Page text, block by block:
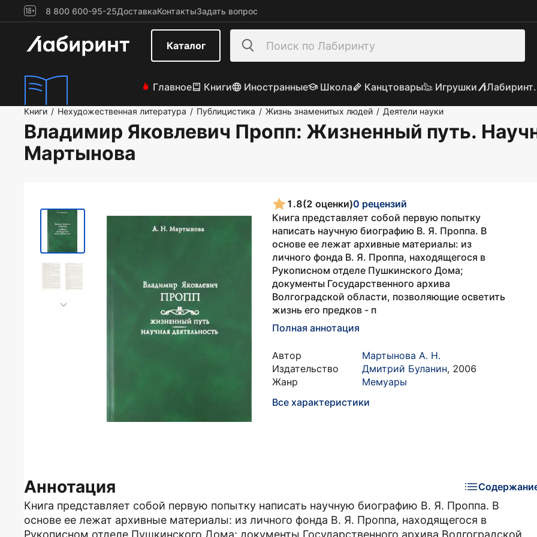
8 800 600-95-25ДоставкаКонтактыЗадать вопрос
Каталог
Главное Книги Иностранные Школа Канцтовары Игрушки
Книги / Нехудожественная литература / Публицистика / Жизнь знаменитых людей / Деятели науки
Владимир Яковлевич Пропп: Жизненный путь.
Мартынова
1.8(2 оценки)0 рецензий
Книга представляет собой первую попытку
написать научную биографию В. Я. Проппа. В
основе ее лежат архивные материалы: из
личного фонда В. Я. Проппа, находящегося в
Рукописном отделе Пушкинского Дома;
документы Государственного архива
Волгоградской области, позволяющие осветить
жизнь его предков - п
Полная аннотация
Автор
Мартынова А. Н.
Издательство
Дмитрий Буланин, 2006
Жанр
Мемуары
Все характеристики
Аннотация
Книга представляет собой первую попытку написать научную биографию В. Я. Проппа. В
основе ее лежат архивные материалы: из личного фонда В. Я. Проппа, находящегося в
Рукописном отделе Пушкинского Дома; документы Государственного архива Волгоградской